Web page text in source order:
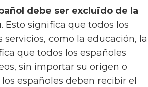
debe ser excluido de la
. Esto significa que todos los
como la educación, la
que todos los españoles
sin importar su origen o
españoles deben recibir el